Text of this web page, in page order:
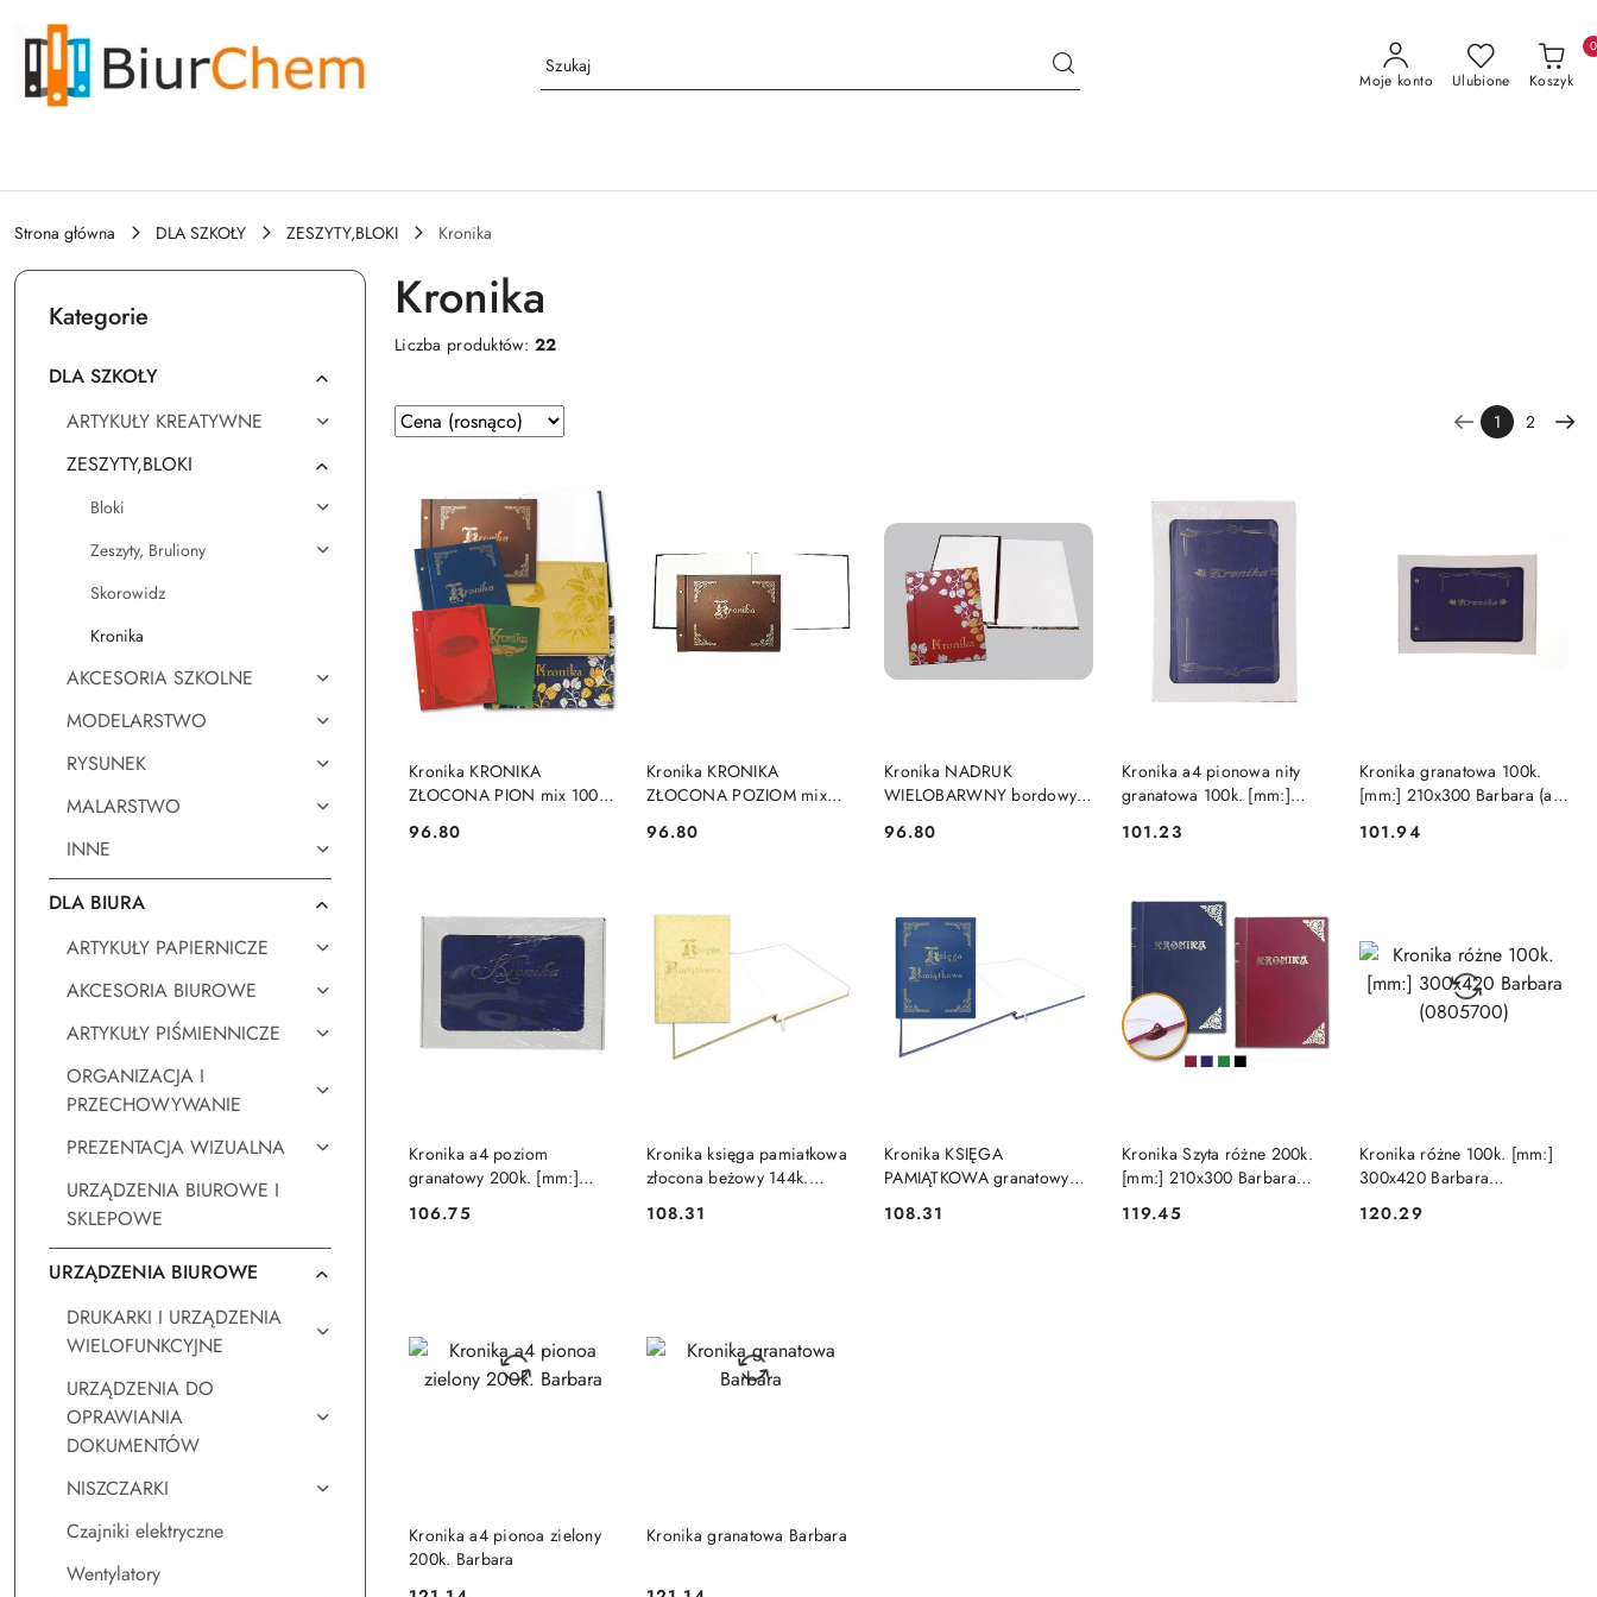
Przejdź do treści głównej
Przejdź do wyszukiwarki
Przejdź do moje konto
Przejdź do menu głównego
Przejdź do stopki
Moje konto Ulubione Koszyk
0
Strona główna DLA SZKOŁY ZESZYTY,BLOKI Kronika
Kategorie
DLA SZKOŁY
ARTYKUŁY KREATYWNE
ZESZYTY,BLOKI
Bloki
Zeszyty, Bruliony
Skorowidz
Kronika
AKCESORIA SZKOLNE
MODELARSTWO
RYSUNEK
MALARSTWO
INNE
DLA BIURA
ARTYKUŁY PAPIERNICZE
AKCESORIA BIUROWE
ARTYKUŁY PIŚMIENNICZE
ORGANIZACJA I
PRZECHOWYWANIE
PREZENTACJA WIZUALNA
URZĄDZENIA BIUROWE I
SKLEPOWE
URZĄDZENIA BIUROWE
DRUKARKI I URZĄDZENIA
WIELOFUNKCYJNE
URZĄDZENIA DO
OPRAWIANIA
DOKUMENTÓW
NISZCZARKI
Czajniki elektryczne
Wentylatory
Kronika
Liczba produktów:22
Zastosowano
sortowanie:
(rosnąco).
Sortuj
według
1 2
Kronika KRONIKA
ZŁOCONA PION mix 100k.
025,026,027,028)
Cena:
96.80
DO KOSZYKA
Kronika KRONIKA
ZŁOCONA POZIOM mix
(319-029,030,031,032)
Cena:
96.80
DO KOSZYKA
Kronika NADRUK
WIELOBARWNY bordowy
(1829-319-061)
Cena:
96.80
DO KOSZYKA
Kronika a4 pionowa nity
granatowa 100k. [mm:]
Cena:
101.23
DO KOSZYKA
Kronika granatowa 100k.
[mm:] 210x300 Barbara (a4
Cena:
101.94
DO KOSZYKA
Kronika a4 poziom
granatowy 200k. [mm:]
Cena:
106.75
DO KOSZYKA
Kronika księga pamiatkowa
złocona beżowy 144k.
047)
Cena:
108.31
DO KOSZYKA
Kronika KSIĘGA
PAMIĄTKOWA granatowy
(319-036)
Cena:
108.31
DO KOSZYKA
Kronika Szyta różne 200k.
[mm:] 210x300 Barbara
Cena:
119.45
DO KOSZYKA
Kronika różne 100k. [mm:]
300x420 Barbara
Cena:
120.29
DO KOSZYKA
Kronika a4 pionoa zielony
200k. Barbara
DO KOSZYKA Kronika granatowa Barbara
DO KOSZYKA